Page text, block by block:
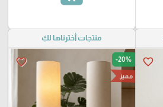
favorite_border
منتجات أخترناها لكِ
favorite_border -20%
مميز